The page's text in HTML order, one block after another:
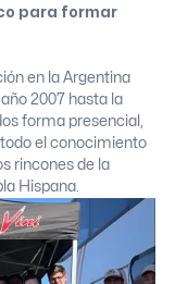
para formar
en la Argentina
2007 hasta la
forma presencial,
el conocimiento
rincones de la
Hispana.